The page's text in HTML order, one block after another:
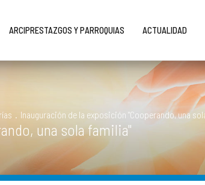
ARCIPRESTAZGOS Y PARROQUIAS ACTUALIDAD
. Inauguración de la exposición "Cooperando, una
una sola familia"